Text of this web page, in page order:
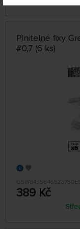
Plnitelné fixy
#0,7 (6 ks)
GSW8435646523750ES
389 Kč